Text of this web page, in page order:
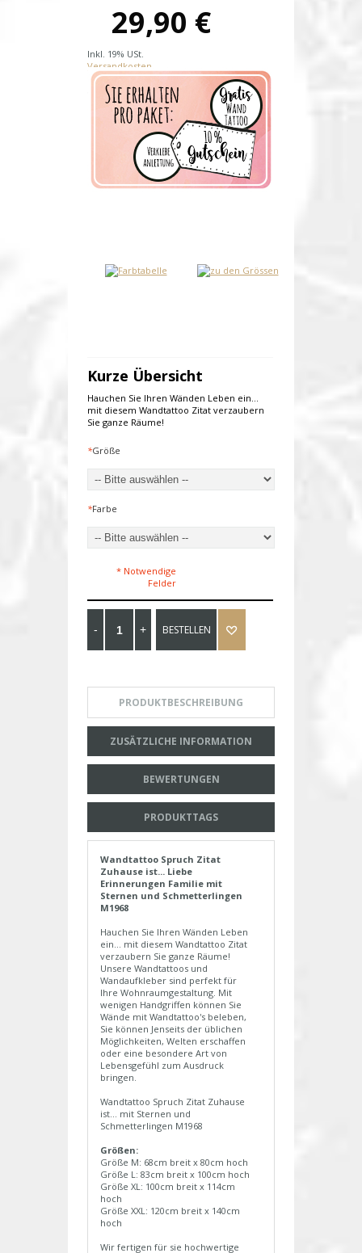
29,90 €
Inkl. 19% USt.
Versandkosten
Produktnummer:
Verfügbarkeit: Auf Lager
Lieferzeit: 1-2 Werktage nach
Zahlungseingang
Kurze Übersicht
Hauchen Sie Ihren Wänden Leben ein...
mit diesem Wandtattoo Zitat verzaubern
Sie ganze Räume!
*Größe
*Farbe
* Notwendige
Felder
BESTELLEN
PRODUKTBESCHREIBUNG
ZUSÄTZLICHE INFORMATION
BEWERTUNGEN
PRODUKTTAGS
Wandtattoo Spruch Zitat
Zuhause ist... Liebe
Erinnerungen Familie mit
Sternen und Schmetterlingen
M1968
Hauchen Sie Ihren Wänden Leben
ein... mit diesem Wandtattoo Zitat
verzaubern Sie ganze Räume!
Unsere Wandtattoos und
Wandaufkleber sind perfekt für
Ihre Wohnraumgestaltung. Mit
wenigen Handgriffen können Sie
Wände mit Wandtattoo's beleben,
Sie können Jenseits der üblichen
Möglichkeiten, Welten erschaffen
oder eine besondere Art von
Lebensgefühl zum Ausdruck
bringen.
Wandtattoo Spruch Zitat Zuhause
ist... mit Sternen und
Schmetterlingen M1968
Größen:
Größe M: 68cm breit x 80cm hoch
Größe L: 83cm breit x 100cm hoch
Größe XL: 100cm breit x 114cm
hoch
Größe XXL: 120cm breit x 140cm
hoch
Wir fertigen für sie hochwertige